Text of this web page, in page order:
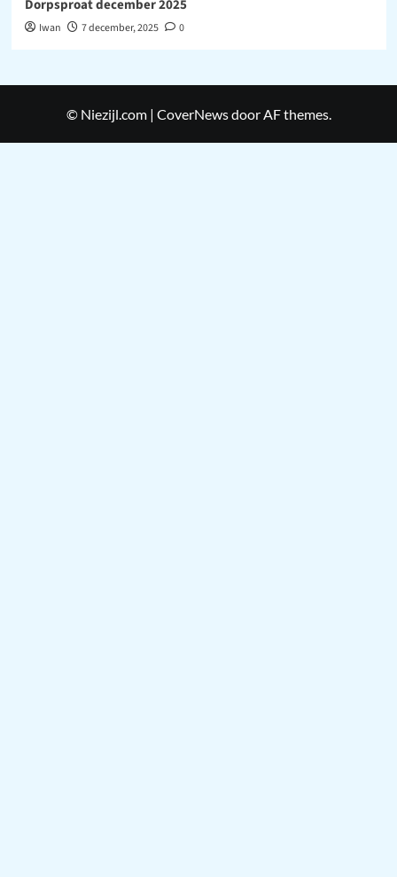
Dorpsproat december 2025
Iwan 7 december, 2025 0
© Niezijl.com | CoverNewsdoor AF themes.